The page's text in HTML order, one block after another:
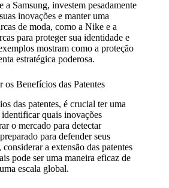
Samsung, investem pesadamente
inovações e manter uma
de moda, como a Nike e a
para proteger sua identidade e
mostram como a proteção
estratégica poderosa.
os Benefícios das Patentes
das patentes, é crucial ter uma
quais inovações
o mercado para detectar
para defender seus
a extensão das patentes
pode ser uma maneira eficaz de
escala global.